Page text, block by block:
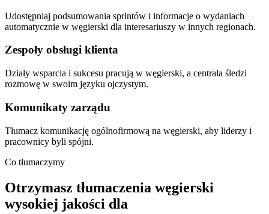
Udostępniaj podsumowania sprintów i informacje o wydaniach
automatycznie w węgierski dla interesariuszy w innych regionach.
Zespoły obsługi klienta
Działy wsparcia i sukcesu pracują w węgierski, a centrala śledzi
rozmowę w swoim języku ojczystym.
Komunikaty zarządu
Tłumacz komunikację ogólnofirmową na węgierski, aby liderzy i
pracownicy byli spójni.
Co tłumaczymy
Otrzymasz tłumaczenia węgierski
wysokiej jakości dla